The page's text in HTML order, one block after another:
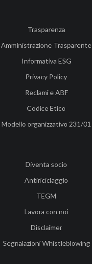
Trasparenza
Amministrazione Trasparente
Informativa ESG
Privacy Policy
Reclami e ABF
Codice Etico
Modello organizzativo 231/01
Diventa socio
Antiriciclaggio
TEGM
Lavora con noi
Disclaimer
Segnalazioni Whistleblowing